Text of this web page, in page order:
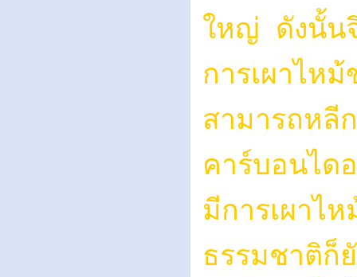
ใหญ่ ดังนั้น
การเผาไห
สามารถหลี
คาร์บอนได
มีการเผาไ
ธรรมชาติก็